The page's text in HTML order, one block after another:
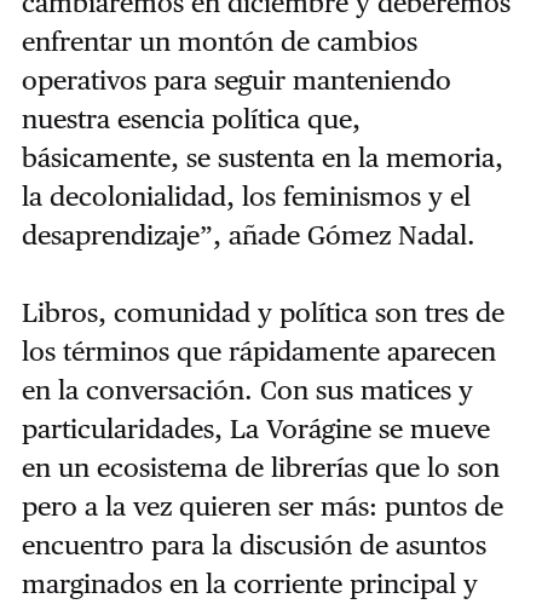
enfrentar un montón de cambios
operativos para seguir manteniendo
nuestra esencia política que,
básicamente, se sustenta en la memoria,
la decolonialidad, los feminismos y el
desaprendizaje”, añade Gómez Nadal.
Libros, comunidad y política son tres de
los términos que rápidamente aparecen
en la conversación. Con sus matices y
particularidades, La Vorágine se mueve
en un ecosistema de librerías que lo son
pero a la vez quieren ser más: puntos de
encuentro para la discusión de asuntos
marginados en la corriente principal y